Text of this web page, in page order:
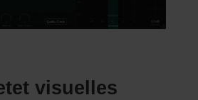
visuelles